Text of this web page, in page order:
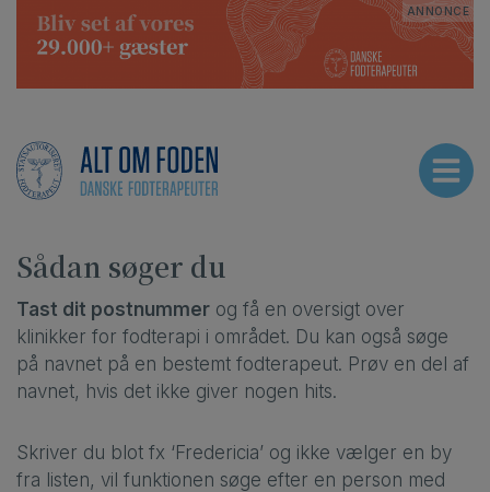
Hop
ANNONCE
Sådan søger du
Tast dit postnummer og få en oversigt over
klinikker for fodterapi i området. Du kan også søge
på navnet på en bestemt fodterapeut. Prøv en del af
navnet, hvis det ikke giver nogen hits.
Skriver du blot fx ‘Fredericia’ og ikke vælger en by
fra listen, vil funktionen søge efter en person med